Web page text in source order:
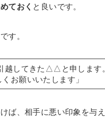
ておく と良いです。
す。
越してきた△△と申します
お願いいたします」
ば、相手に悪い印象を与